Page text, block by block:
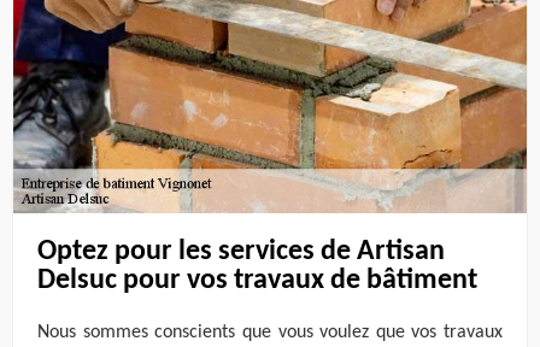
Optez pour les services de Artisan
Delsuc pour vos travaux de bâtiment
Nous sommes conscients que vous voulez que vos travaux